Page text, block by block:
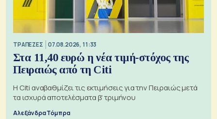
ΤΡΑΠΕΖΕΣ 07.08.2026, 11:33
Στα 11,40 ευρώ η νέα τιμή-στόχος της
Πειραιώς από τη Citi
Η Citi αναβαθμίζει τις εκτιμήσεις για την Πειραιώς μετά
τα ισχυρά αποτελέσματα β' τριμήνου
Αλεξάνδρα Τόμπρα